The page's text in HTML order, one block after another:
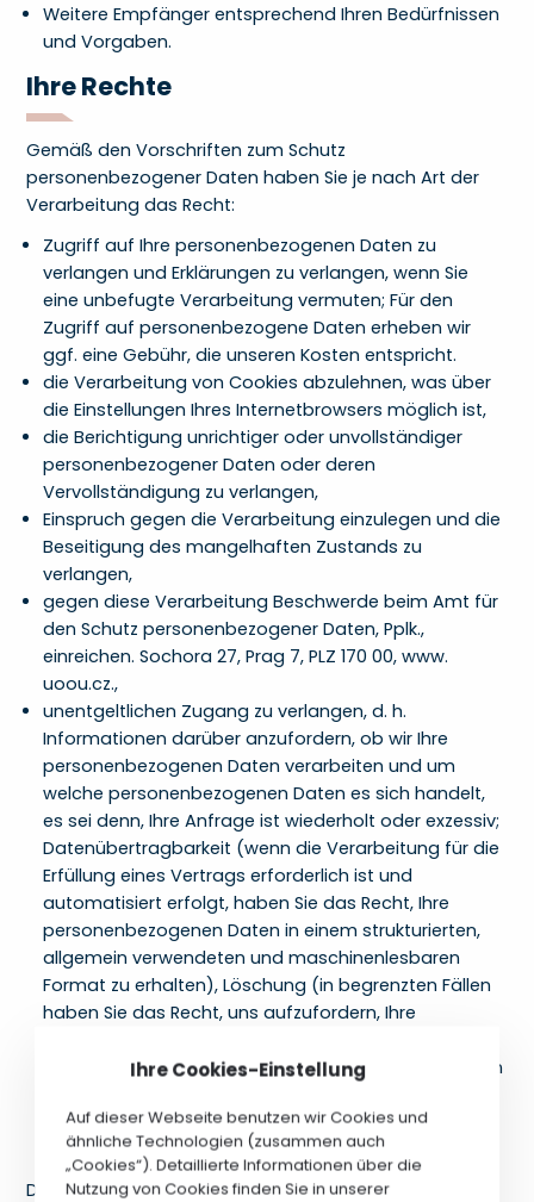
Weitere Empfänger entsprechend Ihren Bedürfnissen
und Vorgaben.
Ihre Rechte
Gemäß den Vorschriften zum Schutz
personenbezogener Daten haben Sie je nach Art der
Verarbeitung das Recht:
Zugriff auf Ihre personenbezogenen Daten zu
verlangen und Erklärungen zu verlangen, wenn Sie
eine unbefugte Verarbeitung vermuten; Für den
Zugriff auf personenbezogene Daten erheben wir
ggf. eine Gebühr, die unseren Kosten entspricht.
die Verarbeitung von Cookies abzulehnen, was über
die Einstellungen Ihres Internetbrowsers möglich ist,
die Berichtigung unrichtiger oder unvollständiger
personenbezogener Daten oder deren
Vervollständigung zu verlangen,
Einspruch gegen die Verarbeitung einzulegen und die
Beseitigung des mangelhaften Zustands zu
verlangen,
gegen diese Verarbeitung Beschwerde beim Amt für
den Schutz personenbezogener Daten, Pplk.,
einreichen. Sochora 27, Prag 7, PLZ 170 00, www.
uoou.cz.,
unentgeltlichen Zugang zu verlangen, d. h.
Informationen darüber anzufordern, ob wir Ihre
personenbezogenen Daten verarbeiten und um
welche personenbezogenen Daten es sich handelt,
es sei denn, Ihre Anfrage ist wiederholt oder exzessiv;
Datenübertragbarkeit (wenn die Verarbeitung für die
Erfüllung eines Vertrags erforderlich ist und
automatisiert erfolgt, haben Sie das Recht, Ihre
personenbezogenen Daten in einem strukturierten,
allgemein verwendeten und maschinenlesbaren
Format zu erhalten), Löschung (in begrenzten Fällen
haben Sie das Recht, uns aufzufordern, Ihre
Einschränkung der Verarbeitung (in begrenzten Fällen
Verarbeitung Ihrer personenbezogenen Daten
einzuschränken).
Da wir Ihre personenbezogenen Daten hauptsächlich
Ihre Cookies-Einstellung
Auf dieser Webseite benutzen wir Cookies und
ähnliche Technologien (zusammen auch
„Cookies“). Detaillierte Informationen über die
Nutzung von Cookies finden Sie in unserer